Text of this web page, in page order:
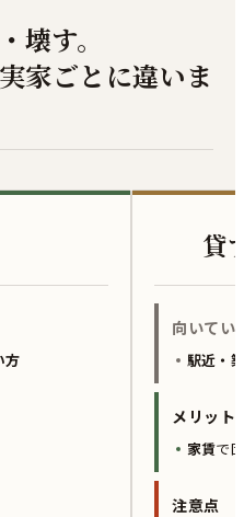
壊す。
家ごとに違いま
方
貸
向いてい
駅近・
メリット
家賃で
注意点